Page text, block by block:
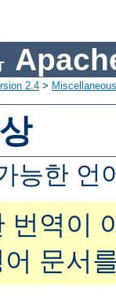
2.4 >
능한 언
번역이
문서